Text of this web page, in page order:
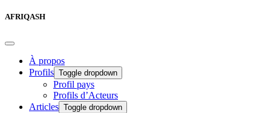
AFRIQASH
À propos
Profils Toggle dropdown
Profil pays
Profils d’Acteurs
Articles Toggle dropdown